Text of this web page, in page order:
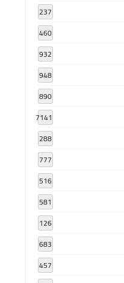
237
460
932
948
890
7141
288
777
516
581
126
683
457